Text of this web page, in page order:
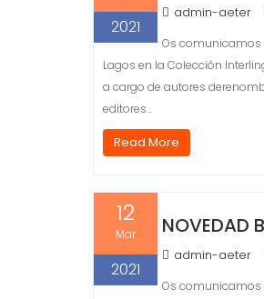
2021
admin-aeter
Os comunicamos
Lagos en la Colección
a cargo de autores
editores…
Read More
12
Mar
2021
NOVEDAD
admin-aeter
Os comunicamos